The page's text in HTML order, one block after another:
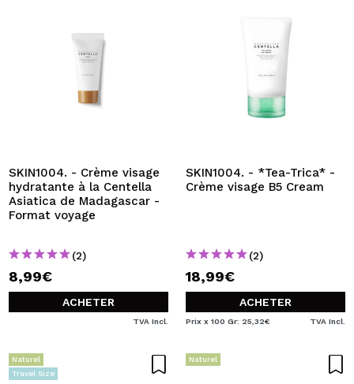
SKIN1004. - Crème visage
hydratante à la Centella
Asiatica de Madagascar -
Format voyage
(2)
8,99€
ACHETER
TVA Incl.
SKIN1004. - *Tea-Trica* -
Crème visage B5 Cream
(2)
18,99€
ACHETER
Prix x 100 Gr: 25,32€ TVA Incl.
Naturel
Travel Size
Naturel